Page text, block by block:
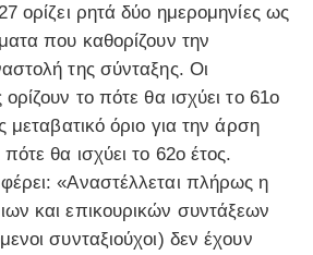
ορίζει ρητά δύο ημερομηνίες ως
που καθορίζουν την
της σύνταξης. Οι
το πότε θα ισχύει το 61ο
μεταβατικό όριο για την άρση
θα ισχύει το 62ο έτος.
«Αναστέλλεται πλήρως η
και επικουρικών συντάξεων
συνταξιούχοι) δεν έχουν